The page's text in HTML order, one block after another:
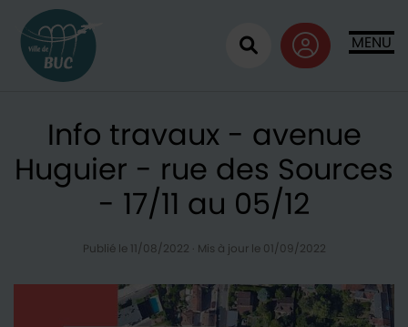
MENU
Ouvrir la
Info travaux - avenue
Huguier - rue des Sources
- 17/11 au 05/12
Publié le 11/08/2022 · Mis à jour le 01/09/2022